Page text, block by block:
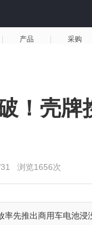
产品 采购
！壳
浏览1656次
先推出商用车电池浸